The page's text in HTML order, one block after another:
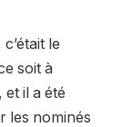
le
soit à
il a été
les nominés